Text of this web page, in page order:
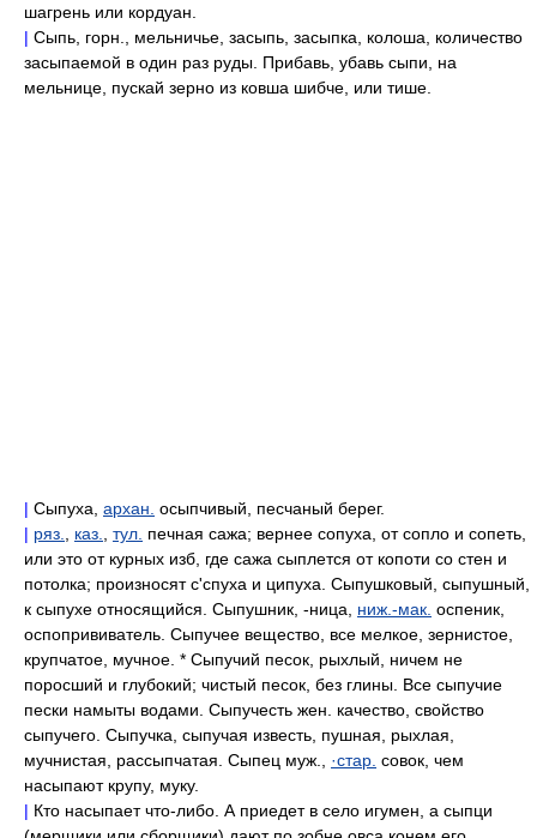
шагрень или кордуан.
| Сыпь, горн., мельничье, засыпь, засыпка, колоша, количество
засыпаемой в один раз руды. Прибавь, убавь сыпи, на
мельнице, пускай зерно из ковша шибче, или тише.
| Сыпуха, архан. осыпчивый, песчаный берег.
| ряз. каз. тул. печная сажа; вернее сопуха, от сопло и сопеть,
или это от курных изб, где сажа сыплется от копоти со стен и
потолка; произносят с'спуха и ципуха. Сыпушковый, сыпушный,
к сыпухе относящийся. Сыпушник, -ница, ниж.-мак. оспеник,
оспопрививатель. Сыпучее вещество, все мелкое, зернистое,
крупчатое, мучное. * Сыпучий песок, рыхлый, ничем не
поросший и глубокий; чистый песок, без глины. Все сыпучие
пески намыты водами. Сыпучесть жен. качество, свойство
сыпучего. Сыпучка, сыпучая известь, пушная, рыхлая,
мучнистая, рассыпчатая. Сыпец муж., ·стар. совок, чем
насыпают крупу, муку.
| Кто насыпает что-либо. А приедет в село игумен, а сыпци